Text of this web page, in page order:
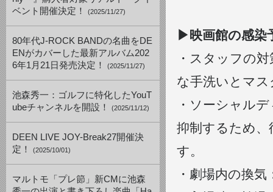
ベント開催決定！
(2025/11/27)
80年代J-ROCK BANDの名曲をDE
ENがカバーした最新アルバム202
6年1月21日発売決定！
(2025/11/27)
池森秀一：ゴルフに特化したYouT
ubeチャンネルを開設！
(2025/11/12)
DEEN LIVE JOY-Break27開催決
定！
(2025/10/01)
マルトモ「プレ節」新CMに池森
▶︎映画館の感染
・スタッフの
な手洗いとマ
・ソーシャル
抑制するため
す。
・劇場内の換